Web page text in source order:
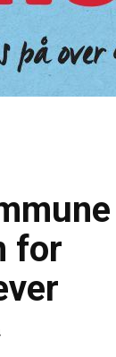
for